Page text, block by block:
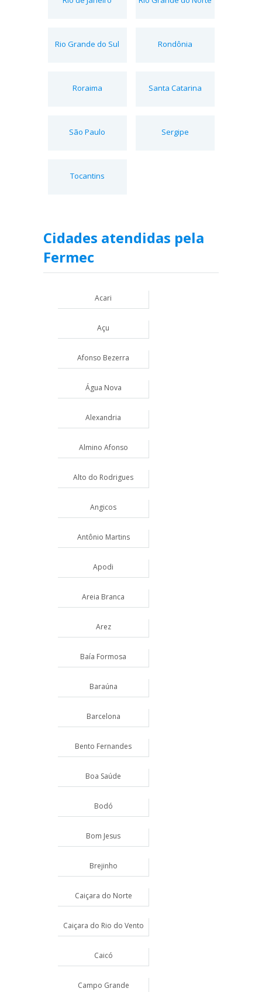
Rio Grande do Sul Rondônia
Roraima Santa Catarina
São Paulo Sergipe
Tocantins
Cidades atendidas pela
Fermec
Acari
Açu
Afonso Bezerra
Água Nova
Alexandria
Almino Afonso
Alto do Rodrigues
Angicos
Antônio Martins
Apodi
Areia Branca
Arez
Baía Formosa
Baraúna
Barcelona
Bento Fernandes
Boa Saúde
Bodó
Bom Jesus
Brejinho
Caiçara do Norte
Caiçara do Rio do Vento
Caicó
Campo Grande